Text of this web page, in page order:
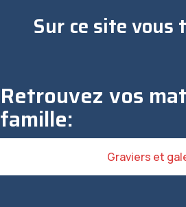
Sur ce site vous
Retrouvez vos
famille:
Graviers et